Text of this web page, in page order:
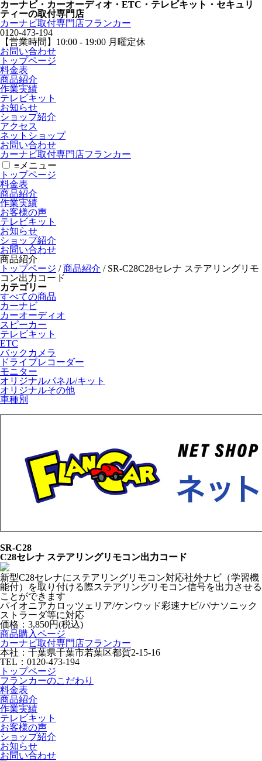
カーナビ・カーオーディオ・ETC・テレビキット・セキュリ
ティーの取付専門店
カーナビ取付専⾨店フランカー
0120-473-194
【営業時間】 10:00 - 19:00 月曜定休
お問い合わせ
トップページ
料金表
商品紹介
作業実績
テレビキット
お知らせ
ショップ紹介
アクセス
ネットショップ
お問い合わせ
カーナビ取付専⾨店フランカー
≡ メニュー
トップページ
料金表
商品紹介
作業実績
お客様の声
テレビキット
お知らせ
ショップ紹介
お問い合わせ
商品紹介
トップページ /商品紹介 / SR-C28C28セレナ ステアリングリモ
コン出力コード
カテゴリー
すべての商品
カーナビ
カーオーディオ
スピーカー
テレビキット
ETC
バックカメラ
ドライブレコーダー
モニター
オリジナルパネル/キット
オリジナルその他
車種別
SR-C28
C28セレナ ステアリングリモコン出力コード
新型C28セレナにステアリングリモコン対応社外ナビ（学習機
能付）を取り付ける際ステアリングリモコン信号を出力させる
ことができます
パイオニアカロッツェリア/ケンウッド彩速ナビ/パナソニック
ストラーダ等に対応
価格： 3,850円(税込)
商品購入ページ
カーナビ取付専⾨店フランカー
本社：千葉県千葉市若葉区都賀2-15-16
TEL：0120-473-194
トップページ
フランカーのこだわり
料金表
商品紹介
作業実績
テレビキット
お客様の声
ショップ紹介
お知らせ
お問い合わせ